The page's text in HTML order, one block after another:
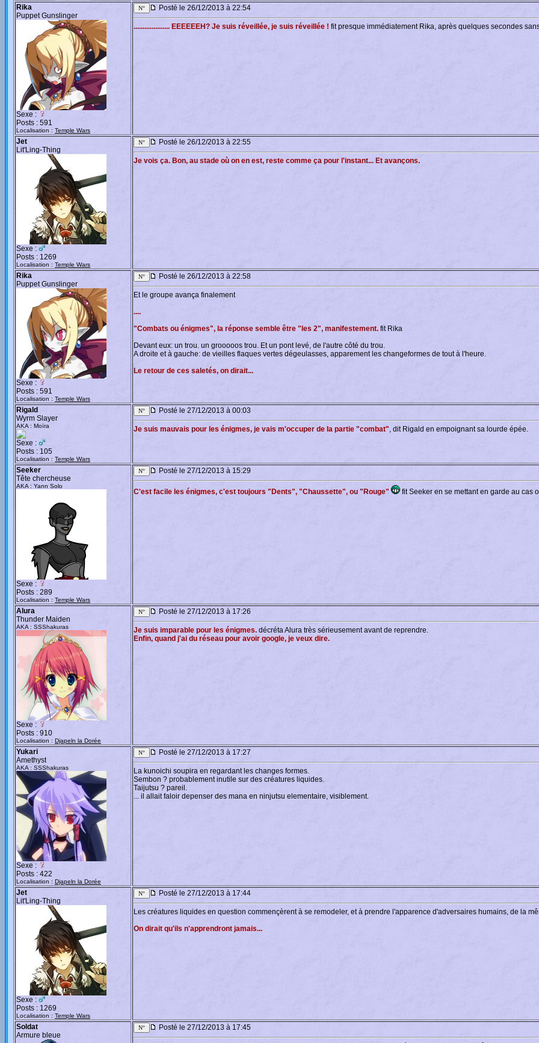
Rika
Puppet Gunslinger
Sexe :
Posts : 591
Localisation : Temple Wars
Posté le 26/12/2013 à 22:54
.................... EEEEEEH? Je suis réveillée, je suis réveillée ! fit presque immédiatement Rika, après quelques secondes
Jet
Lit'Ling-Thing
Sexe :
Posts : 1269
Localisation : Temple Wars
Posté le 26/12/2013 à 22:55
Je vois ça. Bon, au stade où on en est, reste comme ça pour l'instant... Et avançons.
Rika
Puppet Gunslinger
Sexe :
Posts : 591
Localisation : Temple Wars
Posté le 26/12/2013 à 22:58
Et le groupe avança finalement
....
"Combats ou énigmes", la réponse semble être "les 2", manifestement. fit Rika
Devant eux: un trou. un grooooos trou. Et un pont levé, de l'autre côté du trou.
A droite et à gauche: de vieilles flaques vertes dégeulasses, apparement les changeformes de tout à l'heure.
Le retour de ces saletés, on dirait...
Rigald
Wyrm Slayer
AKA : Moïra
Sexe :
Posts : 105
Localisation : Temple Wars
Posté le 27/12/2013 à 00:03
Je suis mauvais pour les énigmes, je vais m'occuper de la partie "combat", dit Rigald en empoignant sa lourde épée.
Seeker
Tête chercheuse
AKA : Yann Solo
Sexe :
Posts : 289
Localisation : Temple Wars
Posté le 27/12/2013 à 15:29
C'est facile les énigmes, c'est toujours "Dents", "Chaussette", ou "Rouge" fit Seeker en se mettant en garde au cas
Alura
Thunder Maiden
AKA : SSShakuras
Sexe :
Posts : 910
Localisation : Djapeln la Dorée
Posté le 27/12/2013 à 17:26
Je suis imparable pour les énigmes. décréta Alura très sérieusement avant de reprendre.
Enfin, quand j'ai du réseau pour avoir google, je veux dire.
Yukari
Amethyst
AKA : SSShakuras
Sexe :
Posts : 422
Localisation : Djapeln la Dorée
Posté le 27/12/2013 à 17:27
La kunoichi soupira en regardant les changes formes.
Sembon ? probablement inutile sur des créatures liquides.
Taijutsu ? pareil.
... il allait faloir depenser des mana en ninjutsu elementaire, visiblement.
Jet
Lit'Ling-Thing
Sexe :
Posts : 1269
Localisation : Temple Wars
Posté le 27/12/2013 à 17:44
Les créatures liquides en question commençèrent à se remodeler, et à prendre l'apparence d'adversaires humains, de la
On dirait qu'ils n'apprendront jamais...
Soldat
Armure bleue
Posté le 27/12/2013 à 17:45